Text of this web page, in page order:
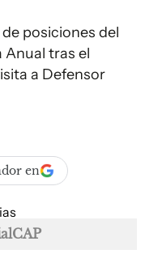
posiciones del
Anual tras el
a Defensor
en